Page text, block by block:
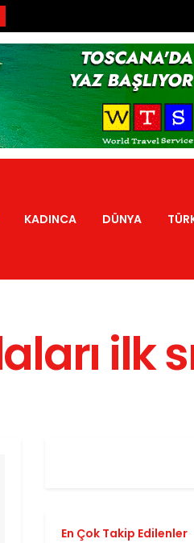
KADINCA DÜNYA
ilk
En Çok Takip Edilenler